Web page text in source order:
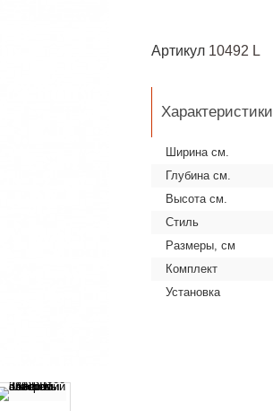
Артикул 10492 L
Характеристики
Ширина см.
Глубина см.
Высота см.
Стиль
Размеры, см
Комплект
Установка